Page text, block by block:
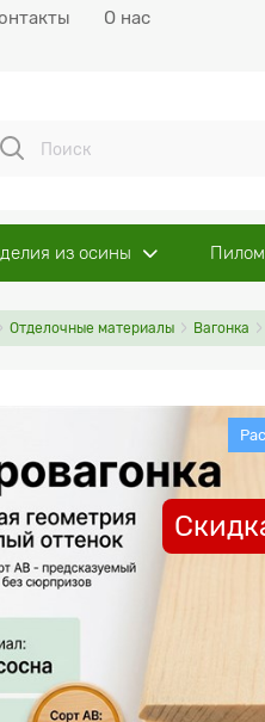
О нас
из осины
Отделочные материалы Вагонка